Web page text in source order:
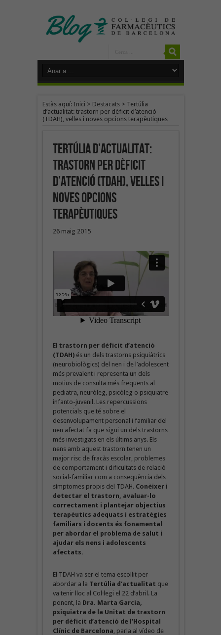
Estàs aquí: Inici > Destacats> Tertúlia
d’actualitat: trastorn per dèficit d’atenció
(TDAH), velles i noves opcions terapèutiques
Tertúlia d’actualitat:
trastorn per dèficit
d’atenció (TDAH), velles i
noves opcions
terapèutiques
26 maig 2015
El trastorn per dèficit d’atenció
(TDAH)és un dels trastorns psiquiàtrics
(neurobiològics) del nen i de l’adolescent
més prevalent i representa un dels
motius de consulta més freqüents al
pediatra, neuròleg, psicòleg o psiquiatre
infanto-juvenil. Les repercussions
potencials que té sobre el
desenvolupament personal i familiar del
nen afectat fa que sigui un dels trastorns
més investigats en els últims anys. Els
nens amb aquest trastorn tenen un
major risc de fracàs escolar, problemes
de comportament i dificultats de relació
social-familiar com a conseqüència dels
símptomes propis del TDAH.Conèixer i
detectar el trastorn, avaluar-lo
correctament i plantejar objectius
terapèutics adequats i estratègies
familiars i docents és fonamental
per abordar el problema de salut i
ajudar els nens i adolescents
afectats.
El TDAH va ser el tema escollit per
abordar a la Tertúlia d’actualitat que
va tenir lloc al Col·legi el 22 d’abril. La
ponent, la Dra. Marta García,
psiquiatra de la Unitat de trastorn
per dèficit d’atenció de l’Hospital
Clínic de Barcelona , parla al vídeo de